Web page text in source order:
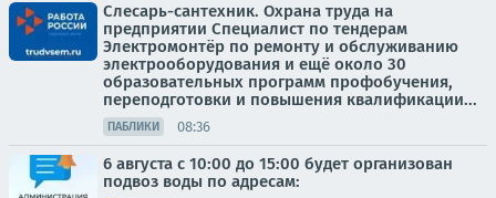
Слесарь-сантехник. Охрана труда на
предприятии Специалист по тендерам
Электромонтёр по ремонту и обслуживанию
электрооборудования и ещё около 30
образовательных программ профобучения,
переподготовки и повышения квалификации...
ПАБЛИКИ 08:36
6 августа с 10:00 до 15:00 будет организован
подвоз воды по адресам: